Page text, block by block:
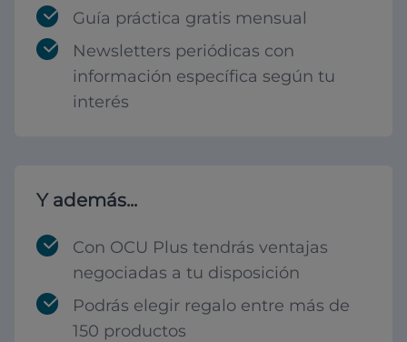
Guía práctica gratis mensual
Newsletters periódicas con
información específica según tu
interés
Y además...
Con OCU Plus tendrás ventajas
negociadas a tu disposición
Podrás elegir regalo entre más de
150 productos